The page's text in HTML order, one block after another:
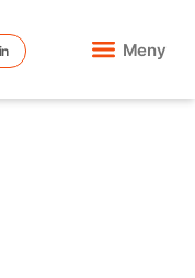
Meny